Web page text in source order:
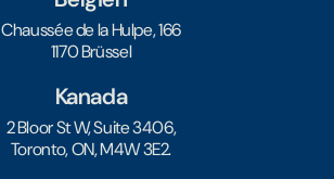
Chaussée de la Hulpe, 166
1170 Brüssel
Kanada
2 Bloor St W, Suite 3406,
Toronto, ON, M4W 3E2.